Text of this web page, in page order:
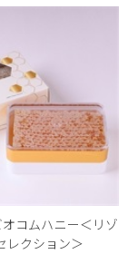
コムハニー＜リゾ
レクション＞